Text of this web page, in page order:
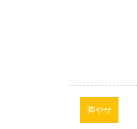
脚やせ